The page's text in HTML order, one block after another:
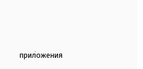
приложения